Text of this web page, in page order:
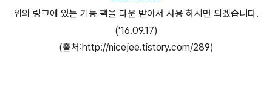
위의 링크에 있는 기능 팩을 다운 받아서 사용 하시면 되겠습니다.
('16.09.17)
(출처:http://nicejee.tistory.com/289)